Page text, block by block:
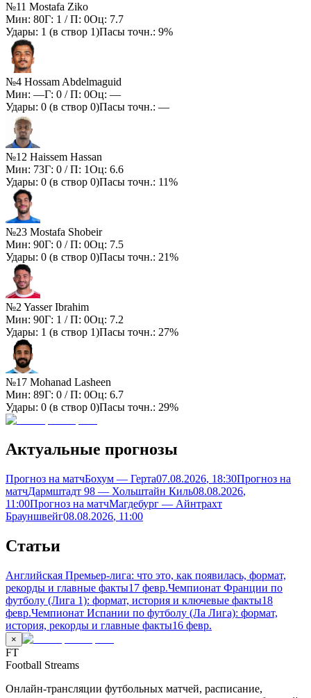
№11 Mostafa Ziko
Мин: 80Г: 1 / П: 0Оц: 7.7
Удары: 1 (в створ 1)Пасы точн.: 9%
№4 Hossam Abdelmaguid
Мин: —Г: 0 / П: 0Оц: —
Удары: 0 (в створ 0)Пасы точн.: —
№12 Haissem Hassan
Мин: 73Г: 0 / П: 1Оц: 6.6
Удары: 0 (в створ 0)Пасы точн.: 11%
№23 Mostafa Shobeir
Мин: 90Г: 0 / П: 0Оц: 7.5
Удары: 0 (в створ 0)Пасы точн.: 21%
№2 Yasser Ibrahim
Мин: 90Г: 1 / П: 0Оц: 7.2
Удары: 1 (в створ 1)Пасы точн.: 27%
№17 Mohanad Lasheen
Мин: 89Г: 0 / П: 0Оц: 6.7
Удары: 0 (в створ 0)Пасы точн.: 29%
Актуальные прогнозы
Прогноз на матчБохум — Герта07.08.2026, 18:30Прогноз на
матчДармштадт 98 — Хольштайн Киль08.08.2026,
11:00Прогноз на матчМагдебург — Айнтрахт
Брауншвейг08.08.2026, 11:00
Статьи
Английская Премьер-лига: что это, как появилась, формат,
рекорды и главные факты17 февр.Чемпионат Франции по
футболу (Лига 1): формат, история и ключевые факты18
февр.Чемпионат Испании по футболу (Ла Лига): формат,
история, рекорды и главные факты16 февр.
×
FT
Football Streams
Онлайн-трансляции футбольных матчей, расписание,